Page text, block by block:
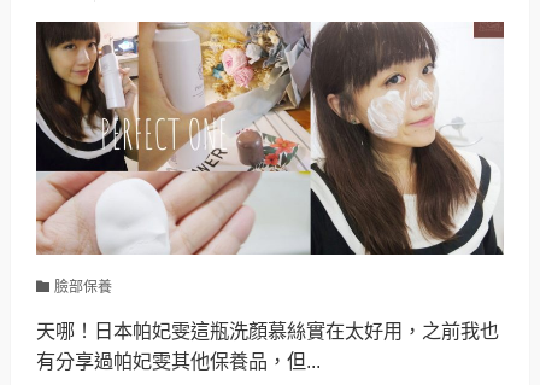
臉部保養
天哪！日本帕妃雯這瓶洗顏慕絲實在太好用，之前我也
有分享過帕妃雯其他保養品，但...